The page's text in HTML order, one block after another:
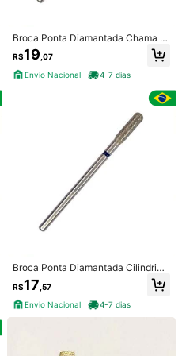
85 Seguidores
85 Seguidores
Jóias &
Broca Ponta Diamantada Chama P
M 838F Brilho
R$19 ,07
Envio Nacional
4-7 dias
Broca Ponta Diamantada Cilindrica
Topo Arredondado PM 92 Brilho
R$17 ,57
Envio Nacional
4-7 dias